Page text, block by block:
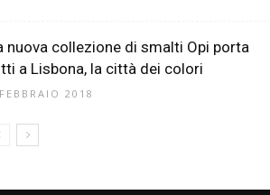
nuova collezione di smalti Opi porta
a Lisbona, la città dei colori
2018